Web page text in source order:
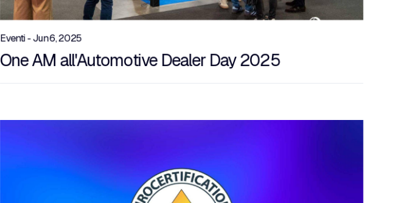
Eventi - Jun 6, 2025
One AM all'Automotive Dealer Day 2025